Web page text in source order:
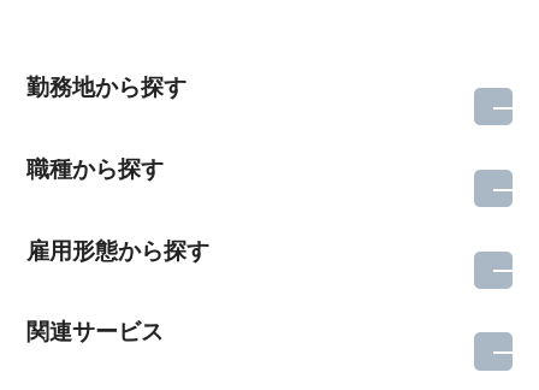
勤務地から探す
職種から探す
雇用形態から探す
関連サービス